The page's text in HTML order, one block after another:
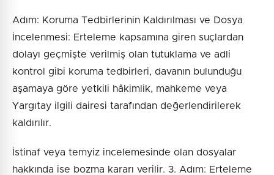
Adım: Koruma Tedbirlerinin Kaldırılması ve Dosya
İncelenmesi: Erteleme kapsamına giren suçlardan
dolayı geçmişte verilmiş olan tutuklama ve adli
kontrol gibi koruma tedbirleri, davanın bulunduğu
aşamaya göre yetkili hâkimlik, mahkeme veya
Yargıtay ilgili dairesi tarafından değerlendirilerek
kaldırılır.
İstinaf veya temyiz incelemesinde olan dosyalar
hakkında ise bozma kararı verilir. 3. Adım: Erteleme